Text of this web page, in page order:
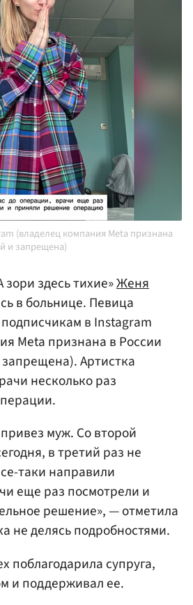
(владелец компания Meta признана
и запрещена)
здесь тихие»Женя
в больнице. Певица
в Instagram
Meta признана в России
Артистка
несколько раз
муж. Со второй
в третий раз не
таки направили
еще раз посмотрели и
решение», — отметила
не делясь подробностями.
поблагодарила супруга,
и поддерживал ее.